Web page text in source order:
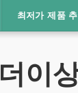
최저가 제품
더이